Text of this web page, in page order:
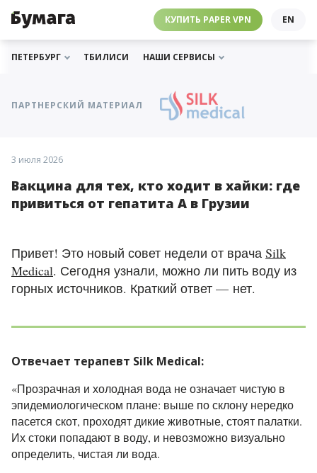
КУПИТЬ PAPER VPN EN
РАССЫЛКИ
МЫ В ИНСТАГРАМЕ
ПОДДЕРЖАТЬ «БУМАГУ»
ПЕТЕРБУРГ ТБИЛИСИ НАШИ СЕРВИСЫ
ЧЕБУРНЕТ
⛔️ ГАЙД ПРО ЧЕБУРНЕТ
МЫ В ТЕЛЕГРАМЕ
PAPER VPN
ПАРТНЕРСКИЙ МАТЕРИАЛ
3 июля 2026
Вакцина для тех, кто ходит в хайки: где
привиться от гепатита А в Грузии
Привет! Это новый совет недели от врача Silk
Medical. Сегодня узнали, можно ли пить воду из
горных источников. Краткий ответ — нет.
Отвечает терапевт Silk Medical:
«Прозрачная и холодная вода не означает чистую в
эпидемиологическом плане: выше по склону нередко
пасется скот, проходят дикие животные, стоят палатки.
Их стоки попадают в воду, и невозможно визуально
определить, чистая ли вода.